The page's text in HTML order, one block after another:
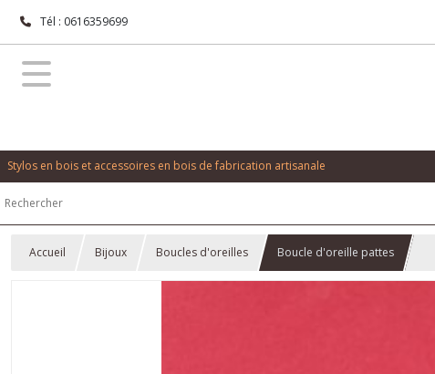
Tél : 0616359699
Stylos en bois et accessoires en bois de fabrication artisanale
Accueil Bijoux Boucles d'oreilles Boucle d'oreille pattes